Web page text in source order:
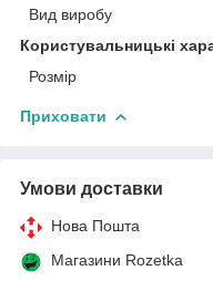
Вид виробу
Користувальницькі
Розмір
Приховати
Умови доставки
Нова Пошта
Магазини Rozetka